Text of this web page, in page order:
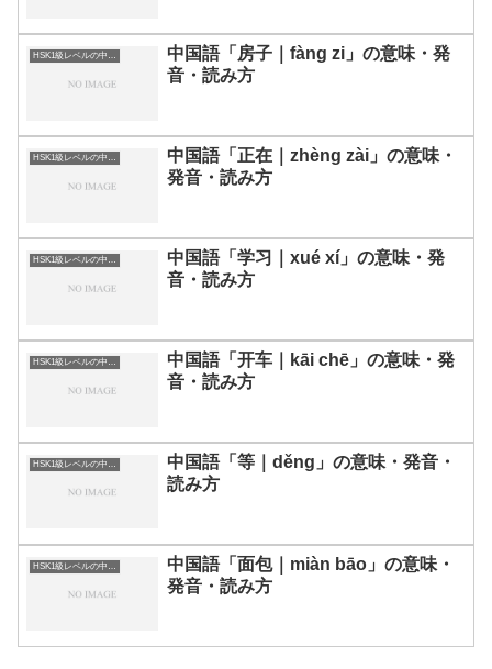
HSK1級レベルの中国語
中国語「房子｜fàng zi」の意味・発
音・読み方
HSK1級レベルの中国語
中国語「正在｜zhèng zài」の意味・
発音・読み方
HSK1級レベルの中国語
中国語「学习｜xué xí」の意味・発
音・読み方
HSK1級レベルの中国語
中国語「开车｜kāi chē」の意味・発
音・読み方
中国語「等｜děng」の意味・発音・
読み方
中国語「面包｜miàn bāo」の意味・
発音・読み方